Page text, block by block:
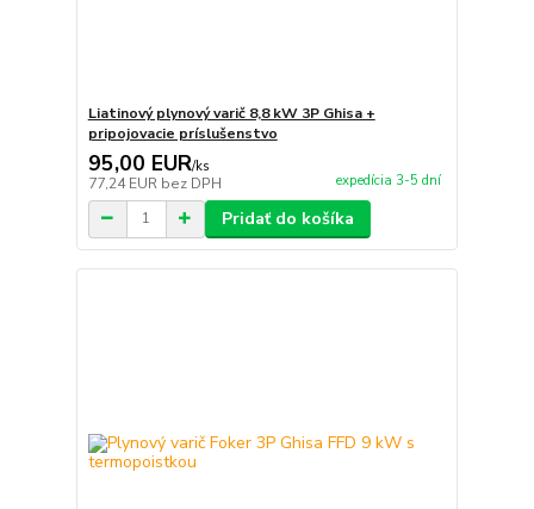
Liatinový plynový varič 8,8 kW 3P Ghisa +
pripojovacie príslušenstvo
95,00 EUR/ks
77,24 EUR bez DPH expedícia 3-5 dní
Pridať do košíka